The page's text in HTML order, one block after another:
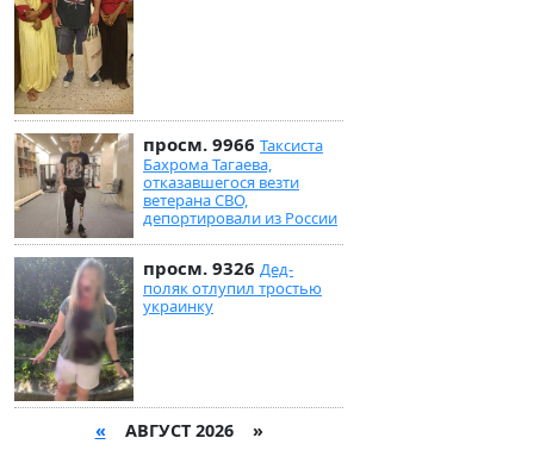
просм. 9966 Таксиста
Бахрома Тагаева,
отказавшегося везти
ветерана СВО,
депортировали из России
просм. 9326 Дед-
поляк отлупил тростью
украинку
« АВГУСТ 2026 »